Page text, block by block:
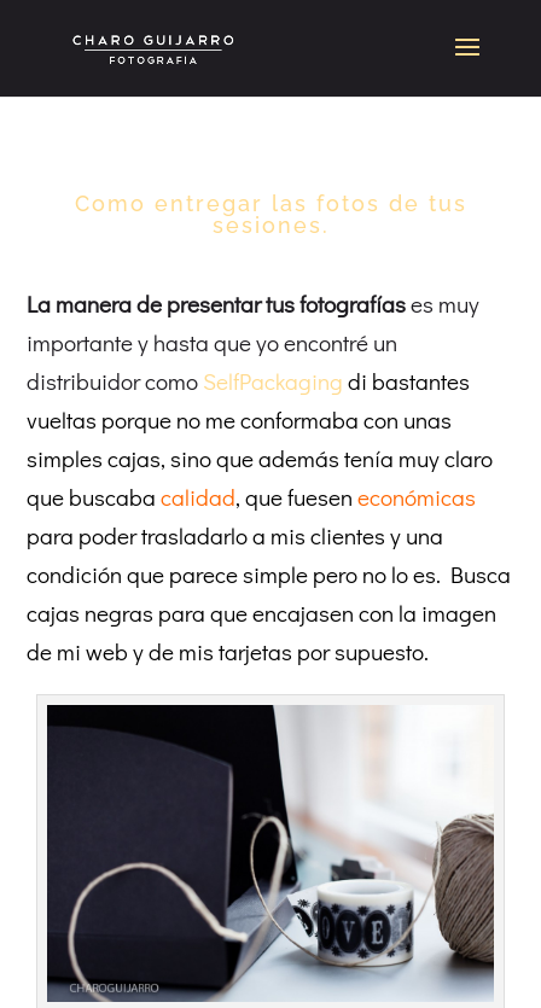
Como entregar las fotos de tus
sesiones.
La manera de presentar tus fotografíases muy
importante y hasta que yo encontré un
distribuidor como SelfPackaging di bastantes
vueltas porque no me conformaba con unas
simples cajas, sino que además tenía muy claro
que buscaba calidad, que fueseneconómicas
para poder trasladarlo a mis clientes y una
condición que parece simple pero no lo es. Busca
cajas negras para que encajasen con la imagen
de mi web y de mis tarjetas por supuesto.